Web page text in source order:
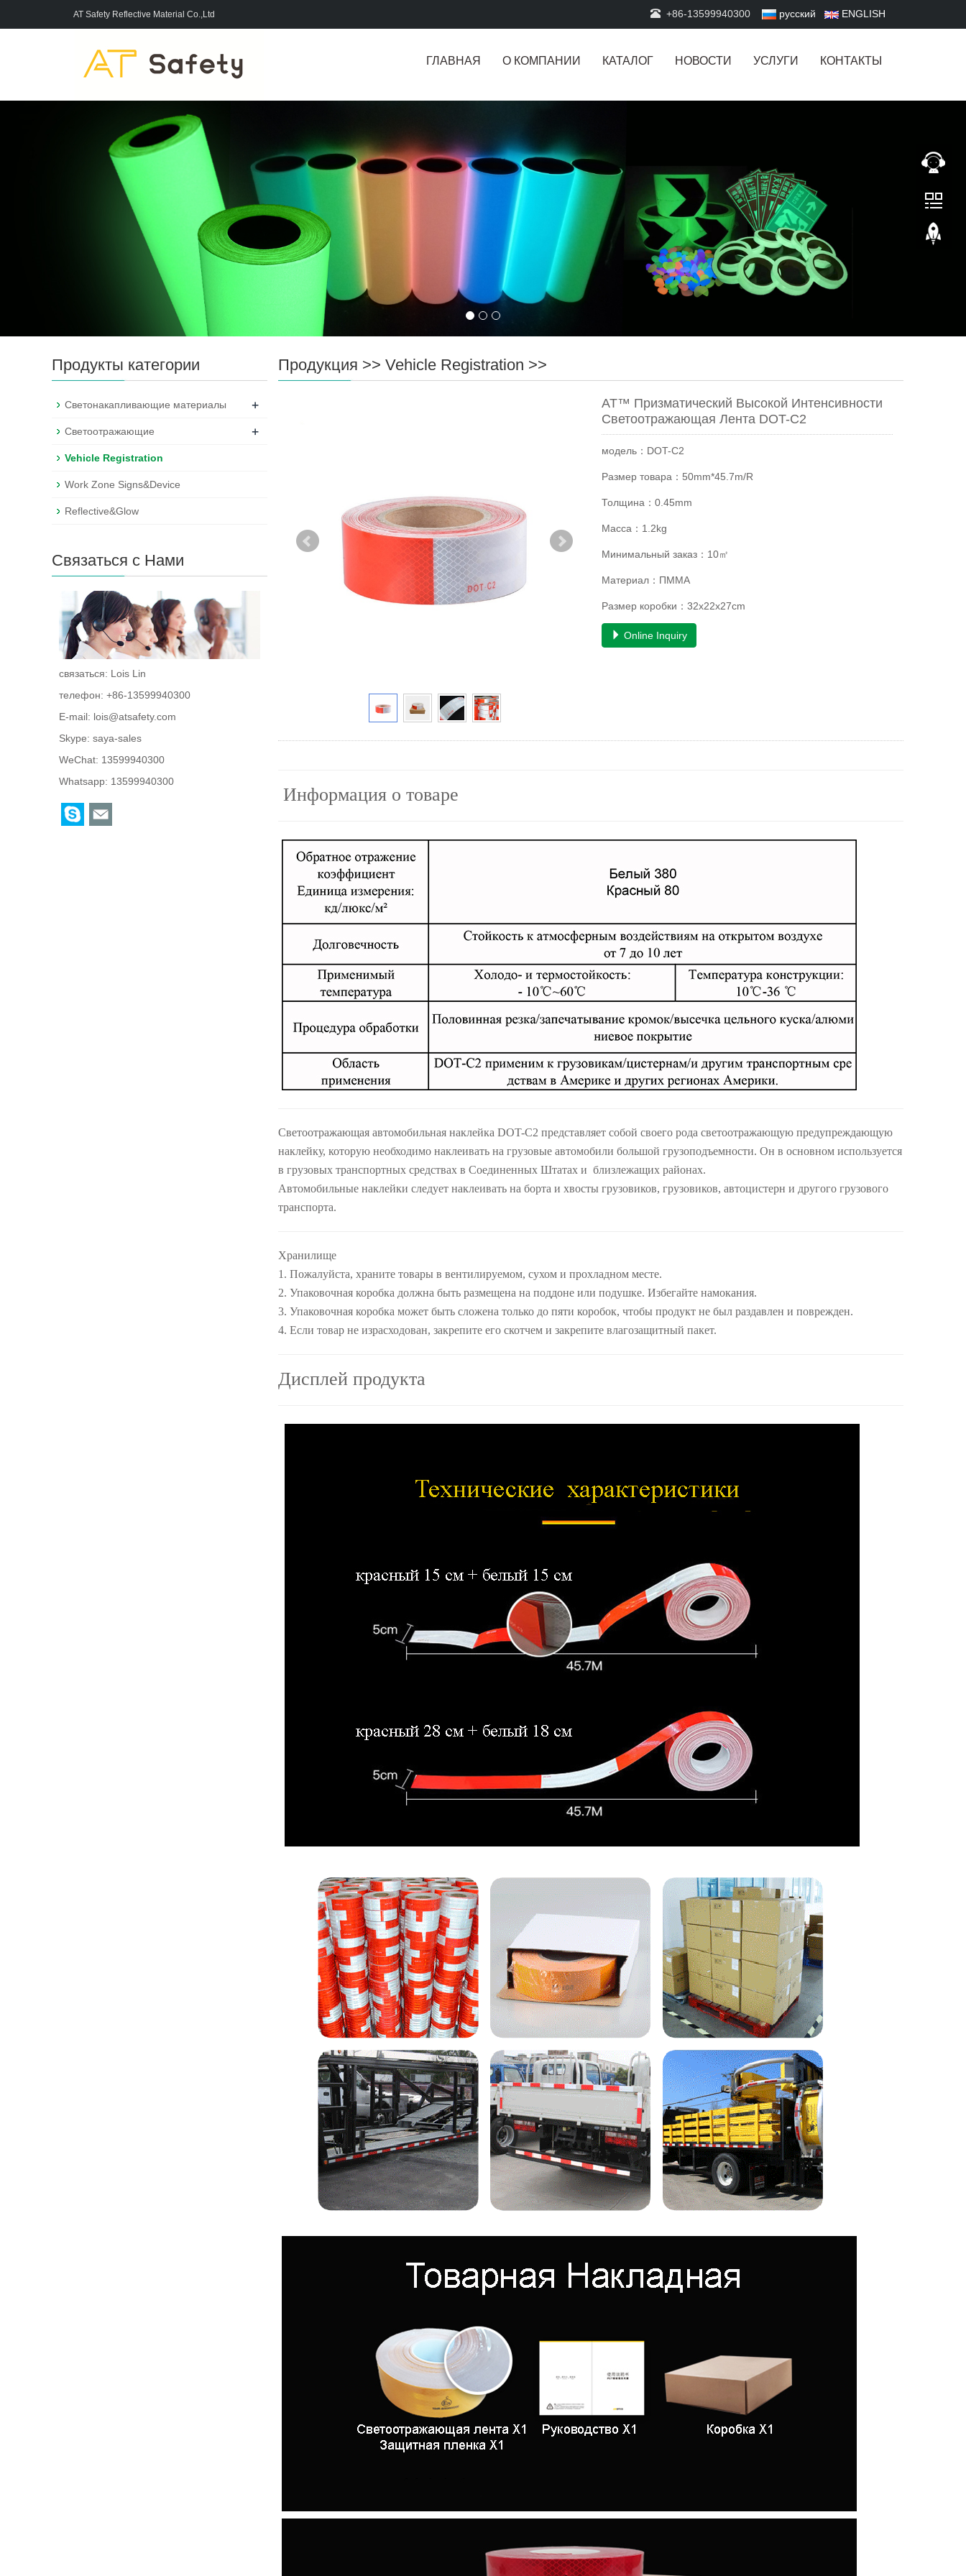
AT Safety Reflective Material Co.,Ltd +86-13599940300 русский ENGLISH
ГЛАВНАЯ О КОМПАНИИ КАТАЛОГ НОВОСТИ УСЛУГИ КОНТАКТЫ
Продукция >> Vehicle Registration >>
AT™ Призматический Высокой Интенсивности
Светоотражающая Лента DOT-C2
модель：DOT-C2
Размер товара：50mm*45.7m/R
Толщина：0.45mm
Масса：1.2kg
Минимальный заказ：10㎡
Материал：ПММА
Размер коробки：32x22x27cm
Online Inquiry
Информация о товаре
Светоотражающая автомобильная наклейка DOT-C2 представляет собой своего рода светоотражающую предупреждающую
наклейку, которую необходимо наклеивать на грузовые автомобили большой грузоподъемности. Он в основном используется
в грузовых транспортных средствах в Соединенных Штатах и близлежащих районах.
Автомобильные наклейки следует наклеивать на борта и хвосты грузовиков, грузовиков, автоцистерн и другого грузового
транспорта.
Хранилище
1. Пожалуйста, храните товары в вентилируемом, сухом и прохладном месте.
2. Упаковочная коробка должна быть размещена на поддоне или подушке. Избегайте намокания.
3. Упаковочная коробка может быть сложена только до пяти коробок, чтобы продукт не был раздавлен и поврежден.
4. Если товар не израсходован, закрепите его скотчем и закрепите влагозащитный пакет.
Дисплей продукта
Продукты категории
Светонакапливающие материалы +
Светоотражающие +
Vehicle Registration
Work Zone Signs&Device
Reflective&Glow
Связаться с Нами
связаться: Lois Lin
телефон: +86-13599940300
E-mail: lois@atsafety.com
Skype: saya-sales
WeChat: 13599940300
Whatsapp: 13599940300